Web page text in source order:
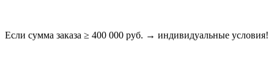
Если сумма заказа ≥ 400 000 руб. → индивидуальные условия!